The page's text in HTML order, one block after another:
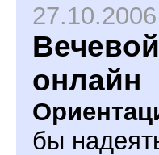
27.10.2006
онлайн
бы